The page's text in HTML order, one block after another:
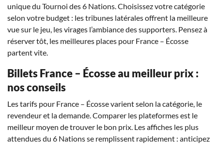
unique du Tournoi des 6 Nations. Choisissez votre catégorie
selon votre budget : les tribunes latérales offrent la meilleure
vue sur le jeu, les virages l’ambiance des supporters. Pensez à
réserver tôt, les meilleures places pour France – Écosse
partent vite.
Billets France – Écosse au meilleur prix :
nos conseils
Les tarifs pour France – Écosse varient selon la catégorie, le
revendeur et la demande. Comparer les plateformes est le
meilleur moyen de trouver le bon prix. Les affiches les plus
attendues du 6 Nations se remplissent rapidement : anticipez